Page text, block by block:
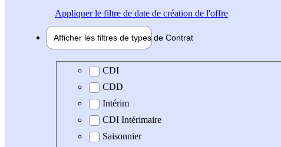
Appliquerle filtre de date de création de l'offre
Afficher les filtres de types de Contrat
Type de contrat
CDI
CDD
Intérim
CDI Intérimaire
Saisonnier